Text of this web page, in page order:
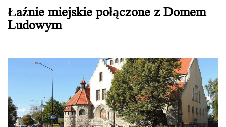
Łaźnie miejskie połączone z Domem
Ludowym